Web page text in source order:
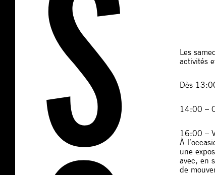
Les
activités
Dès
14:00 –
16:00 –
À
une
avec, en
de